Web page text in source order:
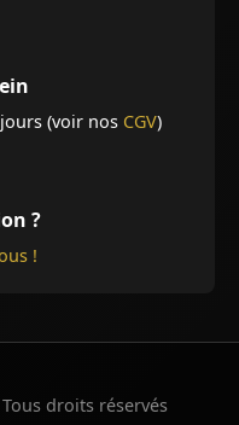
(voir nos CGV)
?
!
droits réservés